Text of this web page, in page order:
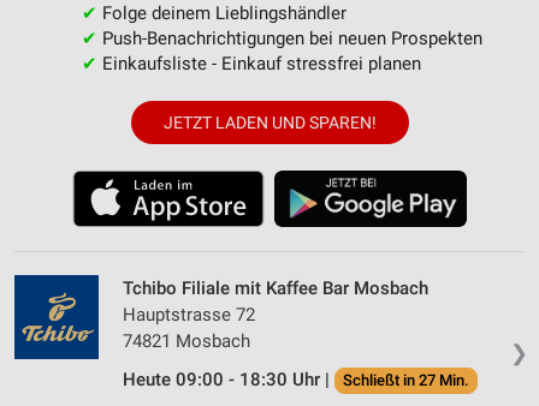
✔ Folge deinem Lieblingshändler
✔ Push-Benachrichtigungen bei neuen Prospekten
✔ Einkaufsliste - Einkauf stressfrei planen
JETZT LADEN UND SPAREN!
❯
Tchibo Filiale mit Kaffee Bar Mosbach
Hauptstrasse 72
74821 Mosbach
Heute 09:00 - 18:30 Uhr |
Schließt in 27 Min.